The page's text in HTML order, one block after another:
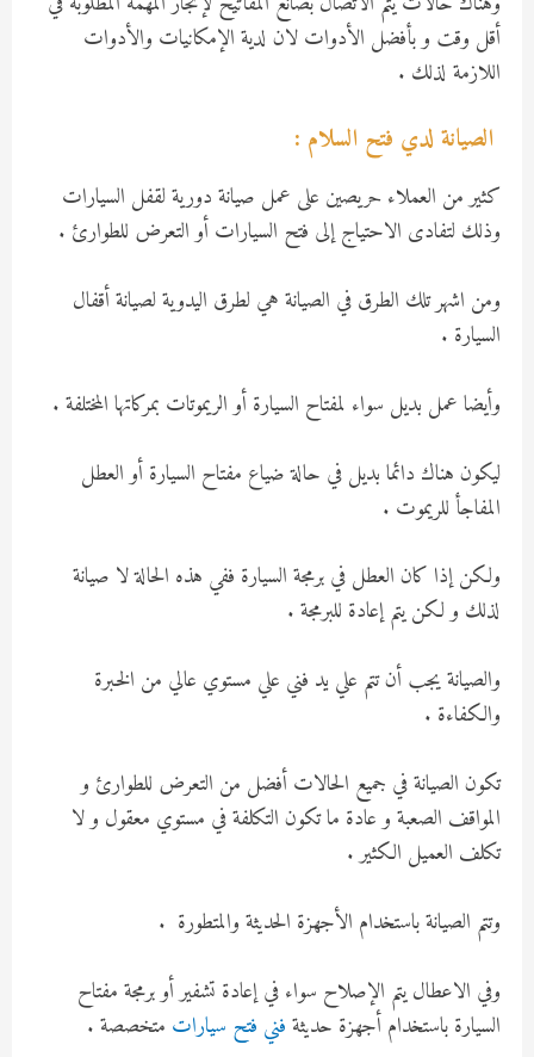
أقل وقت و بأفضل الأدوات لان لدية الإمكانيات والأدوات
اللازمة لذلك .
الصيانة لدي فتح السلام :
كثير من العملاء حريصين على عمل صيانة دورية لقفل السيارات
وذلك لتفادى الاحتياج إلى فتح السيارات أو التعرض للطوارئ .
ومن اشهر تلك الطرق في الصيانة هي لطرق اليدوية لصيانة أقفال
السيارة .
وأيضا عمل بديل سواء لمفتاح السيارة أو الريموتات بمركاتها المختلفة .
ليكون هناك دائما بديل في حالة ضياع مفتاح السيارة أو العطل
المفاجأ للريموت .
ولكن إذا كان العطل في برمجة السيارة ففي هذه الحالة لا صيانة
لذلك و لكن يتم إعادة للبرمجة .
والصيانة يجب أن تتم علي يد فني علي مستوي عالي من الخبرة
والكفاءة .
تكون الصيانة في جميع الحالات أفضل من التعرض للطوارئ و
المواقف الصعبة و عادة ما تكون التكلفة في مستوي معقول و لا
تكلف العميل الكثير .
وتتم الصيانة باستخدام الأجهزة الحديثة والمتطورة .
وفي الاعطال يتم الإصلاح سواء في إعادة تشفير أو برمجة مفتاح
السيارة باستخدام أجهزة حديثةفني فتح سيارات متخصصة .